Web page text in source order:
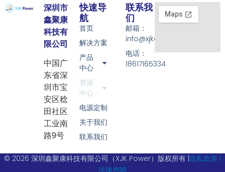
深圳市
鑫聚康
科技有
限公司
中国广
东省深
圳市宝
安区稔
田社区
工业南
路9号
快速导
航
首页
解决方案
产品
中心
资源
中心
电源定制
关于我们
联系我们
联系我
们
邮箱：
info@xjkadapter.com
电话：
18617165334
© 2026 深圳鑫聚康科技有限公司（XJK Power）版权所有 | 隐私政策 |
法律声明